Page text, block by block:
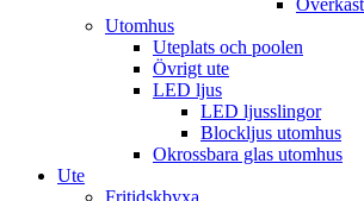
Utomhus
Uteplats och poolen
Övrigt ute
LED ljus
LED ljusslingor
Blockljus utomhus
Okrossbara glas utomhus
Ute
Fritidskbyxa